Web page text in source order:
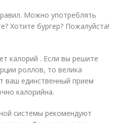
Можно употреблять
Хотите бургер? Пожалуйста!
калорий . Если вы решите
роллов, то велика
ваш единственный прием
калорийна.
системы рекомендуют